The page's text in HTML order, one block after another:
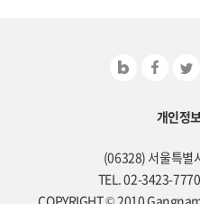
개인정
(06328) 서울특별
TEL. 02-3423-
COPYRIGHT © 2010